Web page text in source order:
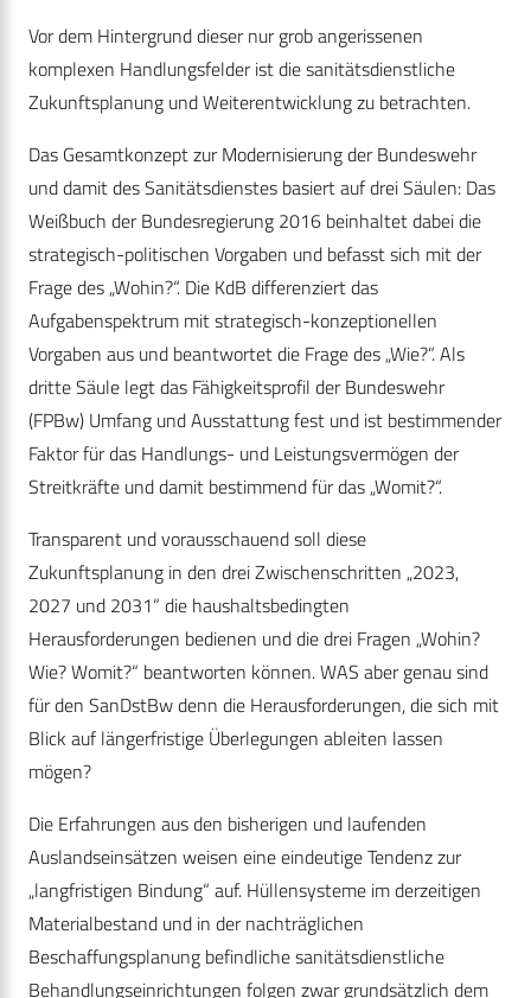
Vor dem Hintergrund dieser nur grob angerissenen
komplexen Handlungsfelder ist die sanitätsdienstliche
Zukunftsplanung und Weiterentwicklung zu betrachten.
Das Gesamtkonzept zur Modernisierung der Bundeswehr
und damit des Sanitätsdienstes basiert auf drei Säulen: Das
Weißbuch der Bundesregierung 2016 beinhaltet dabei die
strategisch-politischen Vorgaben und befasst sich mit der
Frage des „Wohin?“. Die KdB differenziert das
Aufgabenspektrum mit strategisch-konzeptionellen
Vorgaben aus und beantwortet die Frage des „Wie?“. Als
dritte Säule legt das Fähigkeitsprofil der Bundeswehr
(FPBw) Umfang und Ausstattung fest und ist bestimmender
Faktor für das Handlungs- und Leistungsvermögen der
Streitkräfte und damit bestimmend für das „Womit?“.
Transparent und vorausschauend soll diese
Zukunftsplanung in den drei Zwischenschritten „2023,
2027 und 2031“ die haushaltsbedingten
Herausforderungen bedienen und die drei Fragen „Wohin?
Wie? Womit?“ beantworten können. WAS aber genau sind
für den SanDstBw denn die Herausforderungen, die sich mit
Blick auf längerfristige Überlegungen ableiten lassen
mögen?
Die Erfahrungen aus den bisherigen und laufenden
Auslandseinsätzen weisen eine eindeutige Tendenz zur
„langfristigen Bindung“ auf. Hüllensysteme im derzeitigen
Materialbestand und in der nachträglichen
Beschaffungsplanung befindliche sanitätsdienstliche
Behandlungseinrichtungen folgen zwar grundsätzlich dem